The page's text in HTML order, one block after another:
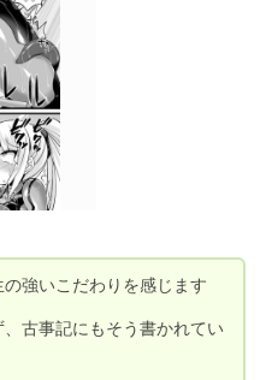
強いこだわりを感じます
古事記にもそう書かれてい